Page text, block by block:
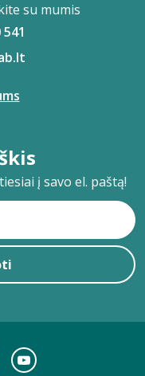
su mumis
į savo el. paštą!